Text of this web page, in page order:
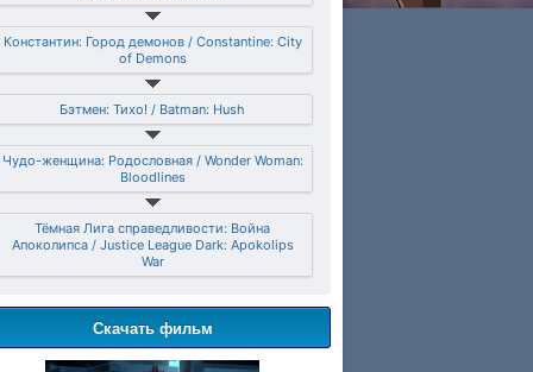
Константин: Город демонов / Constantine: City
of Demons
Бэтмен: Тихо! / Batman: Hush
Чудо-женщина: Родословная / Wonder Woman:
Bloodlines
Тёмная Лига справедливости: Война
Апоколипса / Justice League Dark: Apokolips
War
Скачать фильм